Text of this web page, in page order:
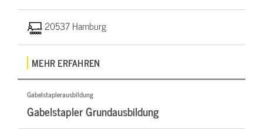
20537 Hamburg
MEHR ERFAHREN
Gabelstaplerausbildung
Gabelstapler Grundausbildung